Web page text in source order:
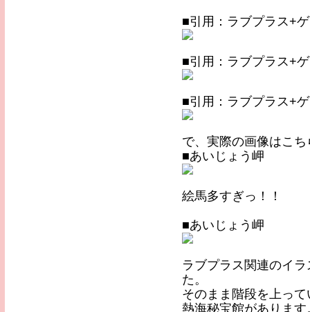
■引用：ラブプラス+
■引用：ラブプラス+
■引用：ラブプラス+
で、実際の画像はこち
■あいじょう岬
絵馬多すぎっ！！
■あいじょう岬
ラブプラス関連のイ
た。
そのまま階段を上っ
熱海秘宝館があります